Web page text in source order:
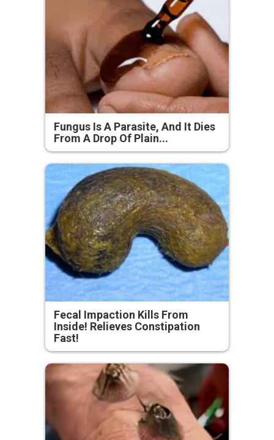
Fungus Is A Parasite, And It Dies
From A Drop Of Plain...
Fecal Impaction Kills From
Inside! Relieves Constipation
Fast!